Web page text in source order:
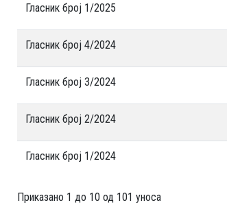
Гласник број 1/2025
Гласник број 4/2024
Гласник број 3/2024
Гласник број 2/2024
Гласник број 1/2024
Приказано 1 до 10 од 101 уноса